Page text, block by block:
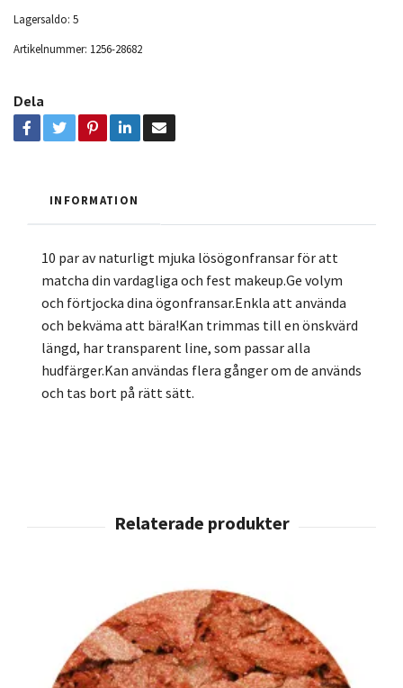
Lagersaldo: 5
Artikelnummer: 1256-28682
Dela
INFORMATION
10 par av naturligt mjuka lösögonfransar för att
matcha din vardagliga och fest makeup.Ge volym
och förtjocka dina ögonfransar.Enkla att använda
och bekväma att bära!Kan trimmas till en önskvärd
längd, har transparent line, som passar alla
hudfärger.Kan användas flera gånger om de används
och tas bort på rätt sätt.